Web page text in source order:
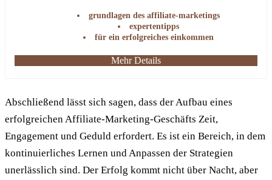
grundlagen des affiliate-marketings
expertentipps
für ein erfolgreiches einkommen
Mehr Details
Abschließend lässt sich sagen, dass der Aufbau eines
erfolgreichen Affiliate-Marketing-Geschäfts Zeit,
Engagement und Geduld erfordert. Es ist ein Bereich, in dem
kontinuierliches Lernen und Anpassen der Strategien
unerlässlich sind. Der Erfolg kommt nicht über Nacht, aber